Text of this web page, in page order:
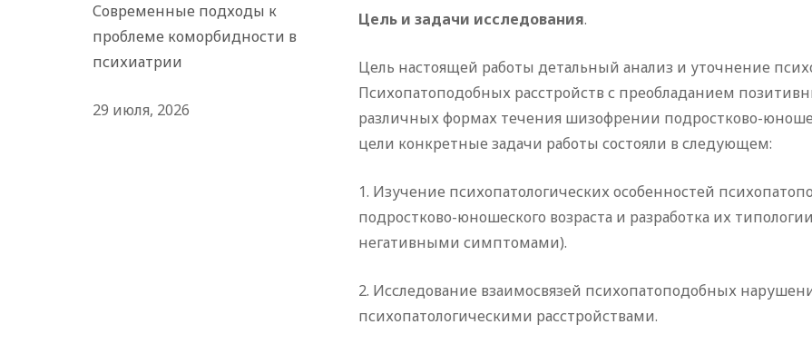
Цель и задачи исследования.
Цель настоящей работы детальный анализ и уточнение
Психопатоподобных расстройств с преобладанием
различных формах течения шизофрении подростково-
цели конкретные задачи работы состояли в следующем:
1. Изучение психопатологических особенностей
подростково-юношеского возраста и разработка их
негативными симптомами).
2. Исследование взаимосвязей психопатоподобных
психопатологическими расстройствами.
Современные подходы к
проблеме коморбидности в
психиатрии
29 июля, 2026